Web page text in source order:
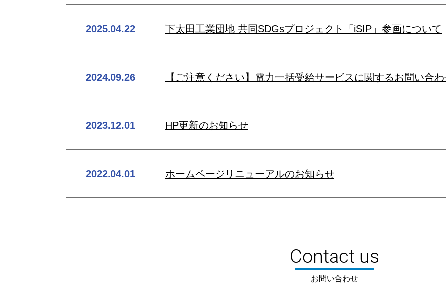
2025.04.22 下太田工業団地 共同SDGsプロジェクト「iSIP」参画について
2024.09.26 【ご注意ください】電力一括受給サービスに関するお問い合
2023.12.01 HP更新のお知らせ
2022.04.01 ホームページリニューアルのお知らせ
Contact us
お問い合わせ